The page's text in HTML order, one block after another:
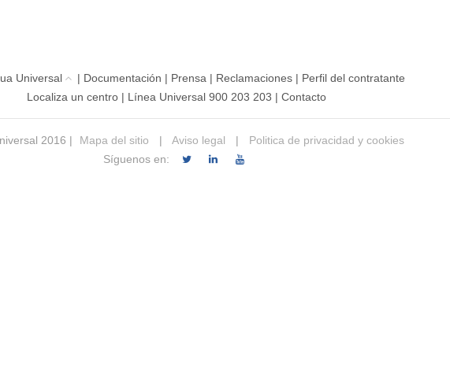
Universal | Documentación | Prensa | Reclamaciones | Perfil del contratante
Localiza un centro | Línea Universal 900 203 203 | Contacto
2016 | Mapa del sitio | Aviso legal |
Politica de privacidad y cookies
Síguenos en: